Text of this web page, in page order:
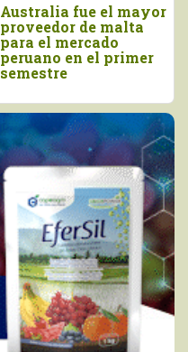
Declaran el segundo
viernes de agosto
como el Día Nacional
de la Chirimoya